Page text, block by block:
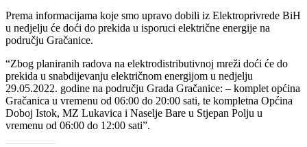
Prema informacijama koje smo upravo dobili iz Elektroprivrede BiH
u nedjelju će doći do prekida u isporuci električne energije na
području Gračanice.
“Zbog planiranih radova na elektrodistributivnoj mreži doći će do
prekida u snabdijevanju električnom energijom u nedjelju
29.05.2022. godine na području Grada Gračanice: – komplet općina
Gračanica u vremenu od 06:00 do 20:00 sati, te kompletna Općina
Doboj Istok, MZ Lukavica i Naselje Bare u Stjepan Polju u
vremenu od 06:00 do 12:00 sati”.